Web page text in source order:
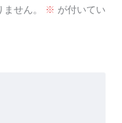
せん。 ※ が付いてい